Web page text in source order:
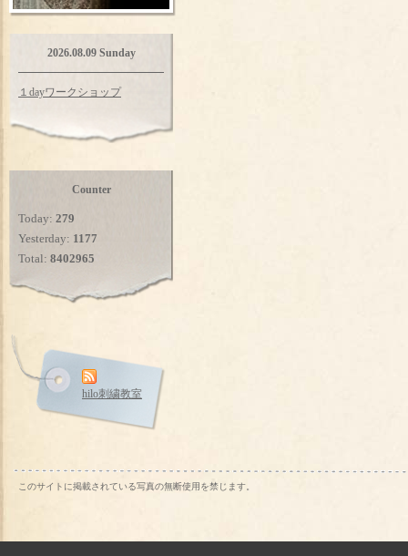
2026.08.09 Sunday
１dayワークショップ
Counter
Today: 279
Yesterday: 1177
Total: 8402965
hilo刺繍教室
このサイトに掲載されている写真の無断使用を禁じます。